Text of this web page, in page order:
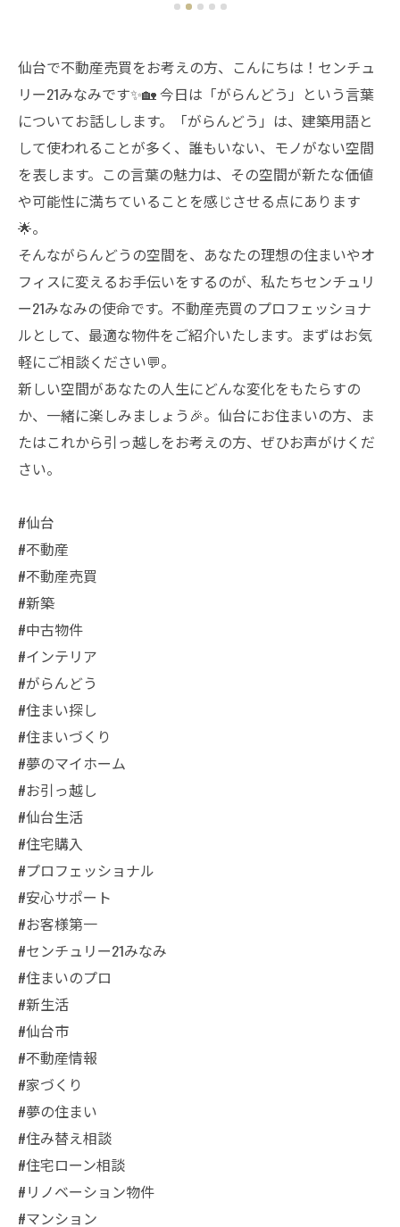
仙台で不動産売買をお考えの方、こんにちは！センチュ
リー21みなみです✨🏡 今日は「がらんどう」という言葉
についてお話しします。「がらんどう」は、建築用語と
して使われることが多く、誰もいない、モノがない空間
を表します。この言葉の魅力は、その空間が新たな価値
や可能性に満ちていることを感じさせる点にあります
🌟。
そんながらんどうの空間を、あなたの理想の住まいやオ
フィスに変えるお手伝いをするのが、私たちセンチュリ
ー21みなみの使命です。不動産売買のプロフェッショナ
ルとして、最適な物件をご紹介いたします。まずはお気
軽にご相談ください💬。
新しい空間があなたの人生にどんな変化をもたらすの
か、一緒に楽しみましょう🎉。仙台にお住まいの方、ま
たはこれから引っ越しをお考えの方、ぜひお声がけくだ
さい。
#仙台
#不動産
#不動産売買
#新築
#中古物件
#インテリア
#がらんどう
#住まい探し
#住まいづくり
#夢のマイホーム
#お引っ越し
#仙台生活
#住宅購入
#プロフェッショナル
#安心サポート
#お客様第一
#センチュリー21みなみ
#住まいのプロ
#新生活
#仙台市
#不動産情報
#家づくり
#夢の住まい
#住み替え相談
#住宅ローン相談
#リノベーション物件
#マンション